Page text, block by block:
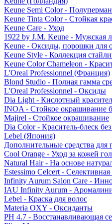
Keune Semi Color -
Keune Tinta Color - Стойкая
Keune Care - Уход
1922 by J.M. Keune - Мужская
Keune - Оксиды, порошки для
Keune Style - Коллекция
Keune Color Chameleon -
L'Oreal Professionnel (Франция)
Blond Studio - Полная гамма
L'Oreal Professionnel - Оксиды
Dia Light - Кислотный
INOA - Стойкое окрашивание
Majirel - Стойкое окрашивание
Dia Color - Краситель-блеск
Lebel (Япония)
Дополнительные средства
Cool Orange - Уход за кожей
Natural Hair - На основе
Estessimo Celcert -
Infinity Aurum Salon Care -
IAU Infinity Aurum -
Lebel - Краска для волос
Materia OXY - Оксиданты
PH 4.7 - Восстанавливающая